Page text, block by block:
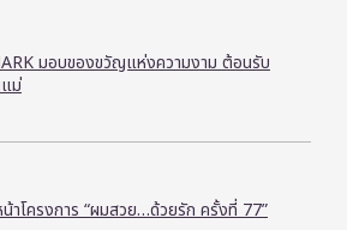
มอบของขวัญแห่งความงาม ต้อนรับ
ม่
น้าโครงการ “ผมสวย…ด้วยรัก ครั้งที่ 77”